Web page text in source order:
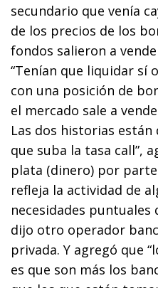
secundario que venía
de los precios de los
fondos salieron a
“Tenían que liquidar sí
con una posición de
el mercado sale a
Las dos historias están
que suba la tasa call”,
plata (dinero) por
refleja la actividad de
necesidades puntuales
dijo otro operador
privada. Y agregó que
es que son más los